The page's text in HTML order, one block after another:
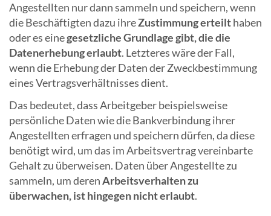
Angestellten nur dann sammeln und speichern, wenn
die Beschäftigten dazu ihreZustimmung erteilthaben
oder es einegesetzliche Grundlage gibt, die die
Datenerhebung erlaubt. Letzteres wäre der Fall,
wenn die Erhebung der Daten der Zweckbestimmung
eines Vertragsverhältnisses dient.
Das bedeutet, dass Arbeitgeber beispielsweise
persönliche Daten wie die Bankverbindung ihrer
Angestellten erfragen und speichern dürfen, da diese
benötigt wird, um das im Arbeitsvertrag vereinbarte
Gehalt zu überweisen. Daten über Angestellte zu
sammeln, um derenArbeitsverhalten zu
überwachen, ist hingegen nicht erlaubt.